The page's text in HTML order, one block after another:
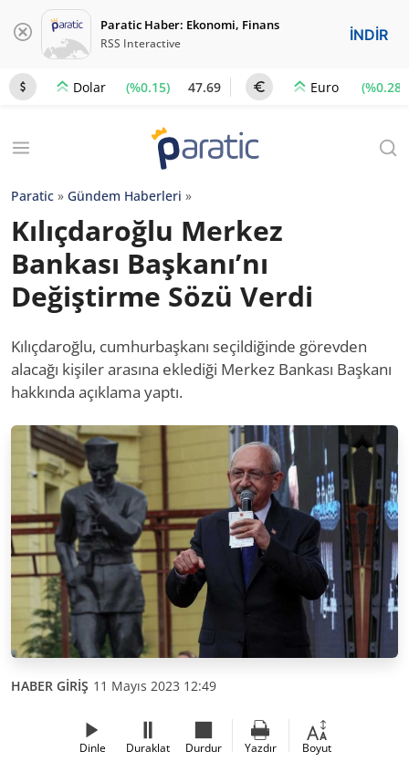
Paratic Haber: Ekonomi, Finans
RSS Interactive İNDİR
Dolar (%0.15) 47.69 Euro (%0.28)
Paratic » Gündem Haberleri »
Kılıçdaroğlu Merkez
Bankası Başkanı’nı
Değiştirme Sözü Verdi
Kılıçdaroğlu, cumhurbaşkanı seçildiğinde görevden
alacağı kişiler arasına eklediği Merkez Bankası Başkanı
hakkında açıklama yaptı.
HABER GİRİŞ 11 Mayıs 2023 12:49
Dinle Duraklat Durdur Yazdır Boyut